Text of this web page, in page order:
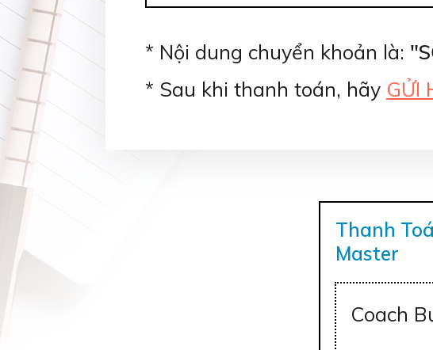
* Nội dung chuyển khoản là:
* Sau khi thanh toán, hãy GỬI
Thanh
Master
Coach